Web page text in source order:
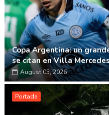
Copa Argentina: un
se citan en Villa Mercedes
August 05, 2026
Portada